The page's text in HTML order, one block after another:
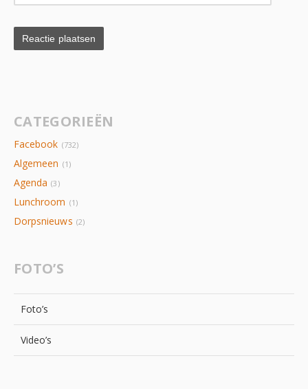
CATEGORIEËN
Facebook (732)
Algemeen (1)
Agenda (3)
Lunchroom (1)
Dorpsnieuws (2)
FOTO’S
Foto’s
Video’s